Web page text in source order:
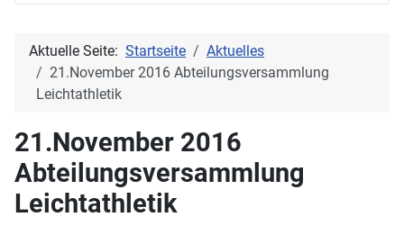
Aktuelle Seite: Startseite
Aktuelles
21.November 2016 Abteilungsversammlung
Leichtathletik
21.November 2016
Abteilungsversammlung
Leichtathletik